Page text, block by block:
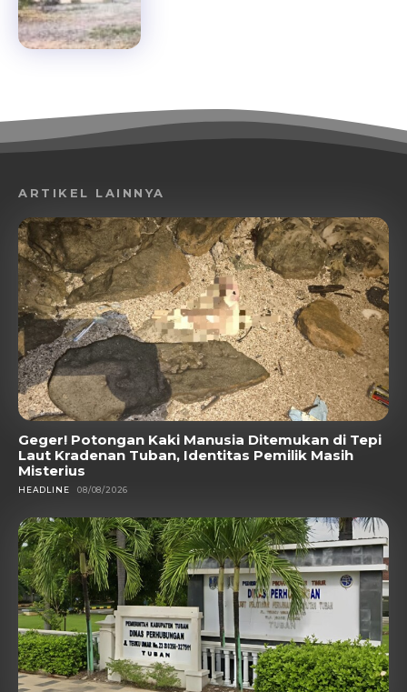
ARTIKEL LAINNYA
Geger! Potongan Kaki Manusia Ditemukan di Tepi
Laut Kradenan Tuban, Identitas Pemilik Masih
Misterius
HEADLINE 08/08/2026